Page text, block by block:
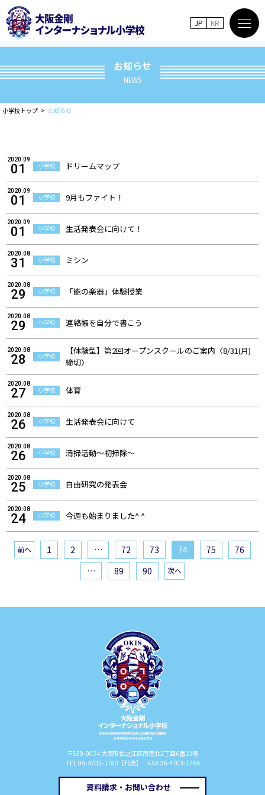
お知らせ
NEWS
小学校トップ お知らせ
JP KR
2020.09
01 小学校 ドリームマップ
2020.09
01 小学校 9月もファイト！
2020.09
01 小学校 生活発表会に向けて！
2020.08
31 小学校 ミシン
2020.08
29 小学校 「能の楽器」体験授業
2020.08
29 小学校 連絡帳を自分で書こう
2020.08
28 小学校
【体験型】第2回オープンスクールのご案内〈8/31(月)
締切〉
2020.08
27 小学校 体育
2020.08
26 小学校 生活発表会に向けて
2020.08
26 小学校 清掃活動～初掃除～
2020.08
25 小学校 自由研究の発表会
2020.08
24 小学校 今週も始まりました^ ^
前へ 1 2 … 72 73 74 75
76
…
89 90 次へ
〒559-0034 大阪市住之江区南港北2丁目6番10号
TEL 06-4703-1780［代表］ FAX 06-4703-1766
資料請求・お問い合わせ